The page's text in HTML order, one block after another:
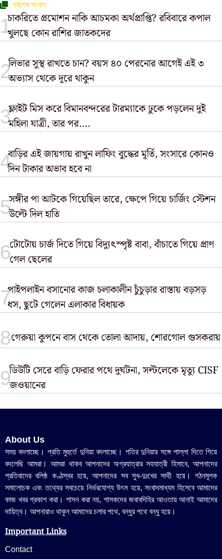
সর্বশেষ সংবাদ
চাকরিতে প্রমোশন নাকি আচমকা অর্থপ্রাপ্তি? রবিবারে কপাল
খুলছে কোন রাশির জাতকদের
লিভার সুস্থ রাখতে চান? বয়স ৪০ পেরনোর আগেই এই ৩
অভ্যাস থেকে দূরে থাকুন
ফ্লাইট মিস করে বিমানবন্দরের টারম্যাকে ঢুকে পড়লেন দুই
মহিলা যাত্রী, তার পর….
বাড়ির এই জায়গায় রাখুন লাফিং বুদ্ধের মূর্তি, সংসারে কোনও
দিন টাকার অভাব হবে না
সঙ্গীর পা আটকে গিয়েছিল তারে, ক্ষেপে গিয়ে চার্জিং স্টেশন
উল্টে দিল হাতি
টোটোয় চার্জ দিতে গিয়ে বিদ্যুৎস্পৃষ্ট বাবা, বাঁচাতে গিয়ে প্রাণ
গেল ছেলের
পাইপলাইন বসানোর কাজ চলাকালীন চুঁচুড়ার রাস্তায় বড়সড়
ধস, ছুটে গেলেন এলাকার বিধায়ক
গেরুয়া কুপনে বাস থেকে তোলা আদায়, শোরগোল গুসকরায়
ডিউটি সেরে বাড়ি ফেরার পথে দুর্ঘটনা, সল্টলেকে মৃত্যু CISF
জওয়ানের
About Us
সময় বদলাচ্ছে। প্রতি মুহুর্তে দুনিয়া বদলাচ্ছে। গতির দুনিয়ার সঙ্গে পাল্লা দিতে গিয়ে
বদলেছি আমরা। আমরা থাকব আপনাদের অগ্রযাত্রার সহযাত্রী হিসাবে, আপনাদের
প্রতিবাদের বলিষ্ঠ কণ্ঠস্বর হয়ে, আপনাদের সব সুখ-দুঃখের সাথী হয়ে। গঠনমূলক
সমালোচক এবং তথ্যের সবচেয়ে নির্ভরযোগ্য উ‍ৎস হয়ে, সংবাদমাধ্যম হিসেবে আমাদের
কাজ খবর প্রকাশ করা। শাসন করা নয়, শাসকদের জবাবদিহির আওতায় আনাই আমাদের
দায়িত্ব। আপনারাও থাকুন আমাদের চলার পথে, বন্ধুর পথে বন্ধু হয়ে।
Important Links
Contact